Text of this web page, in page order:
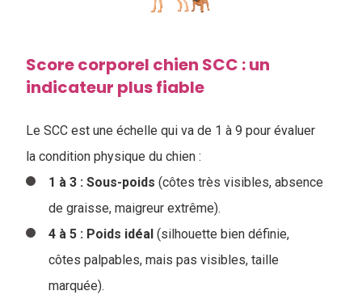
Score corporel chien SCC : un
indicateur plus fiable
Le SCC est une échelle qui va de 1 à 9 pour évaluer
la condition physique du chien :
1 à 3 : Sous-poids (côtes très visibles, absence
de graisse, maigreur extrême).
4 à 5 : Poids idéal (silhouette bien définie,
côtes palpables, mais pas visibles, taille
marquée).